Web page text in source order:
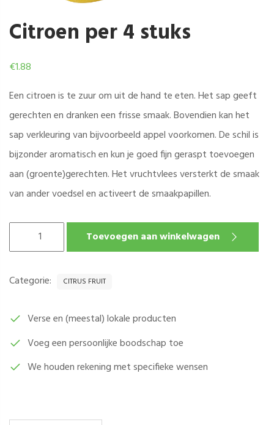
Citroen per 4 stuks
€1.88
Een citroen is te zuur om uit de hand te eten. Het sap geeft
gerechten en dranken een frisse smaak. Bovendien kan het
sap verkleuring van bijvoorbeeld appel voorkomen. De schil is
bijzonder aromatisch en kun je goed fijn geraspt toevoegen
aan (groente)gerechten. Het vruchtvlees versterkt de smaak
van ander voedsel en activeert de smaakpapillen.
AANTAL
Toevoegen aan winkelwagen
Categorie: CITRUS FRUIT
Verse en (meestal) lokale producten
Voeg een persoonlijke boodschap toe
We houden rekening met specifieke wensen